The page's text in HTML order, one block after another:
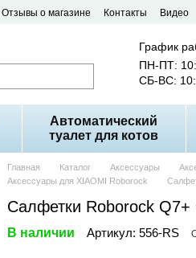
Отзывы о магазине Контакты Видео
График
ПН-ПТ:
СБ-ВС:
Автоматический
туалет для котов
Главная Каталог Аксессуары
Аксессуары для XIAOMI Roborock
Салфетки Roborock
В наличии Артикул: 556-RS